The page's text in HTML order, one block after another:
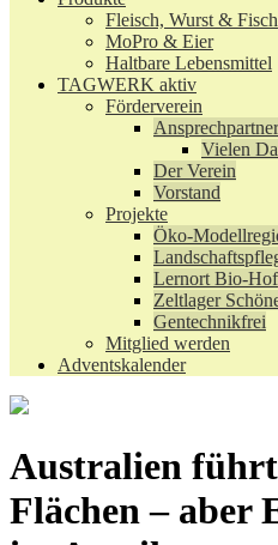
Fleisch, Wurst & Fisch
MoPro & Eier
Haltbare Lebensmittel
TAGWERK aktiv
Förderverein
Ansprechpartner
Vielen
Der Verein
Vorstand
Projekte
Öko-
Lernort Bio-Hof
Zeltlager
Gentechnikfrei
Mitglied werden
Adventskalender
Australien
Flächen – aber